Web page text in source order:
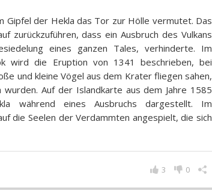
Gipfel der Hekla das Tor zur Hölle vermutet. Das
zurückzuführen, dass ein Ausbruch des Vulkans
eines ganzen Tales, verhinderte. Im
wird die Eruption von 1341 beschrieben, bei
und kleine Vögel aus dem Krater fliegen sahen,
wurden. Auf der Islandkarte aus dem Jahre 1585
während eines Ausbruchs dargestellt. Im
die Seelen der Verdammten angespielt, die sich
0
3